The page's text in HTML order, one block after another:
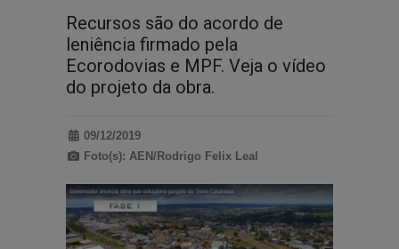
Recursos são do acordo de
leniência firmado pela
Ecorodovias e MPF. Veja o vídeo
do projeto da obra.
09/12/2019
Foto(s): AEN/Rodrigo Felix Leal